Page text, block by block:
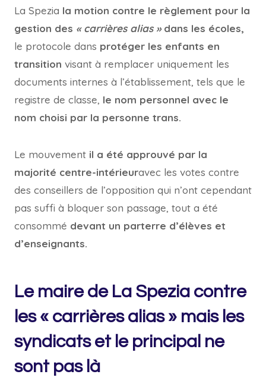
La Spezia la motion contre le règlement pour la
gestion des « carrières alias »dans les écoles,
le protocole dans protéger les enfants en
transition visant à remplacer uniquement les
documents internes à l’établissement, tels que le
registre de classe, le nom personnel avec le
nom choisi par la personne trans.
Le mouvement il a été approuvé par la
majorité centre-intérieuravec les votes contre
des conseillers de l’opposition qui n’ont cependant
pas suffi à bloquer son passage, tout a été
consommé devant un parterre d’élèves et
d’enseignants.
Le maire de La Spezia contre
les « carrières alias » mais les
syndicats et le principal ne
sont pas là